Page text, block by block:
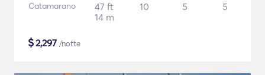
Catamarano
47 ft
14 m
10 5 5
$2,297 /notte